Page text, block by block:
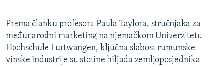
Prema članku profesora Paula Taylora, stručnjaka za
međunarodni marketing na njemačkom Univerzitetu
Hochschule Furtwangen, ključna slabost rumunske
vinske industrije su stotine hiljada zemljoposjednika